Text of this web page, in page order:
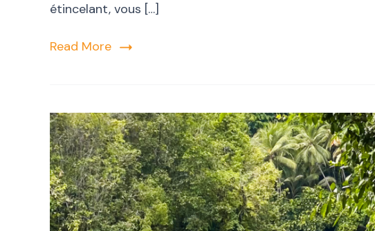
étincelant, vous […]
Read More